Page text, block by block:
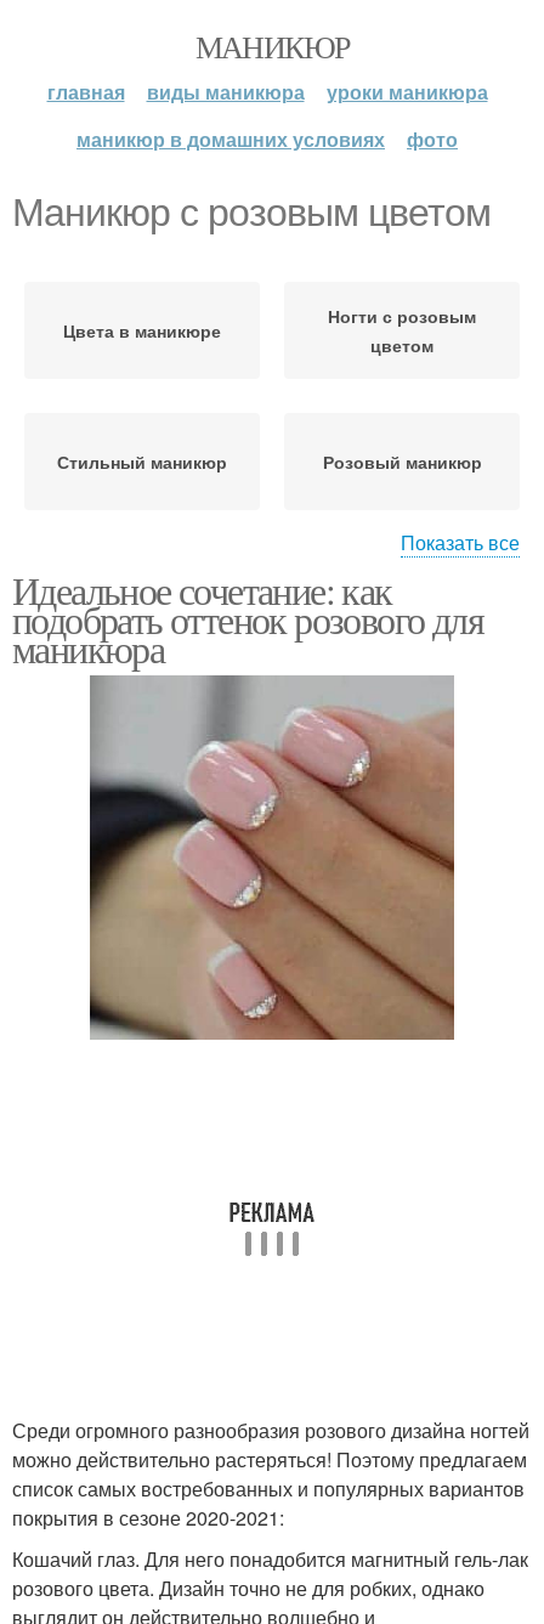
МАНИКЮР
главная виды маникюра
уроки маникюра
маникюр в домашних условиях
фото
Маникюр с розовым цветом
Цвета в маникюре
Ногти с розовым
цветом
Стильный маникюр Розовый маникюр
стилями
блондинок
Розовый лак
Розовый сезон Маникюр с блестками
Показать все
Идеальное сочетание: как
подобрать оттенок розового для
маникюра
Среди огромного разнообразия розового дизайна ногтей
можно действительно растеряться! Поэтому предлагаем
список самых востребованных и популярных вариантов
покрытия в сезоне 2020-2021:
Кошачий глаз. Для него понадобится магнитный гель-лак
розового цвета. Дизайн точно не для робких, однако
выглядит он действительно волшебно и